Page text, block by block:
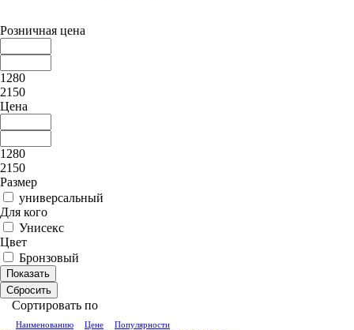
Розничная цена
1280
2150
Цена
1280
2150
Размер
универсальный
Для кого
Унисекс
Цвет
Бронзовый
Показать
Сбросить
Сортировать по
Наименованию Цене Популярности